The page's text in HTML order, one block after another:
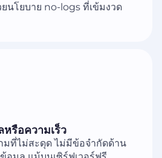
นโยบาย no-logs ที่เข้มงวด
รือความเร็ว
มที่ไม่สะดุด ไม่มีข้อจำกัดด้าน